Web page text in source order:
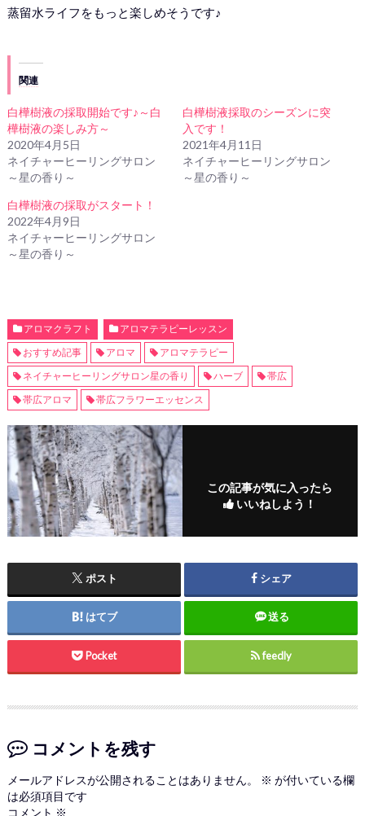
蒸留水ライフをもっと楽しめそうです♪
関連
白樺樹液の採取開始です♪～白
樺樹液の楽しみ方～
2020年4月5日
ネイチャーヒーリングサロン
～星の香り～
白樺樹液採取のシーズンに突
入です！
2021年4月11日
ネイチャーヒーリングサロン
～星の香り～
白樺樹液の採取がスタート！
2022年4月9日
ネイチャーヒーリングサロン
～星の香り～
アロマクラフト
アロマテラピーレッスン
おすすめ記事
アロマ
アロマテラピー
ネイチャーヒーリングサロン星の香り
ハーブ
帯広
帯広アロマ
帯広フラワーエッセンス
この記事が気に入ったら
いいねしよう！
ポスト シェア
はてブ 送る
Pocket feedly
コメントを残す
メールアドレスが公開されることはありません。 ※ が付いている欄
は必須項目です
コメント ※